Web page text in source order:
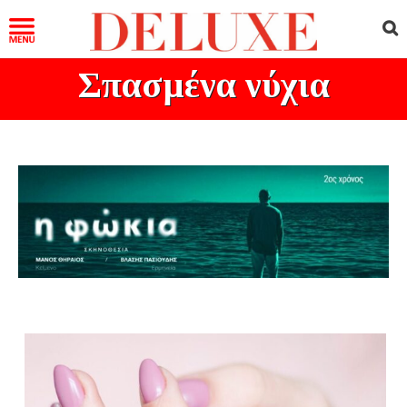
Σπασμένα νύχια